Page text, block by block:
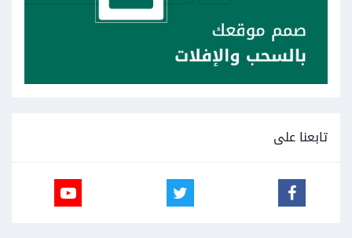
تابعنا على